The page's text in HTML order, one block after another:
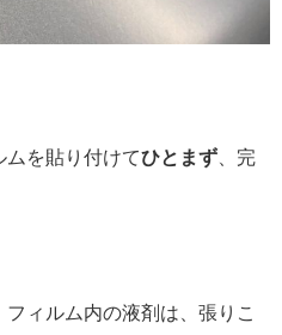
を貼り付けてひとまず 、完
フィルム内の液剤は、張りこ